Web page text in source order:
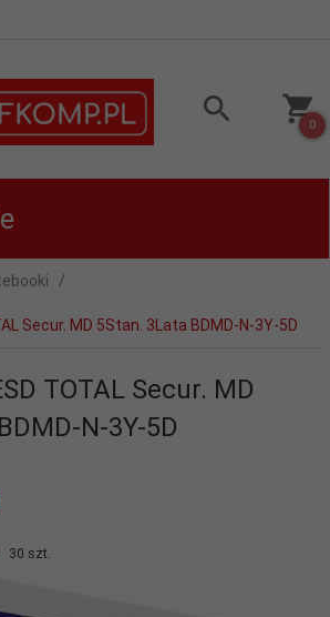
0
Secur. MD 5Stan. 3Lata BDMD-N-3Y-5D
TOTAL Secur. MD
N-3Y-5D
30 szt.